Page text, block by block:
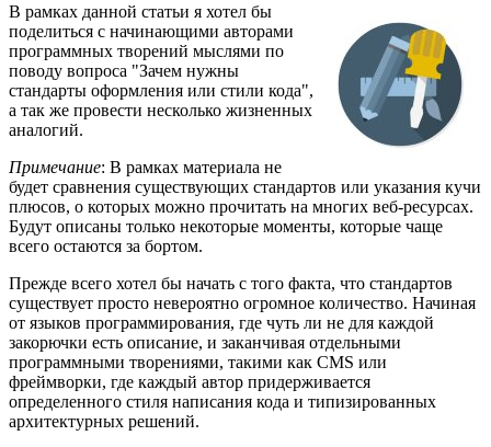
В рамках данной статьи я хотел бы
поделиться с начинающими авторами
программных творений мыслями по
поводу вопроса "Зачем нужны
стандарты оформления или стили кода",
а так же провести несколько жизненных
аналогий.
Примечание: В рамках материала не
будет сравнения существующих стандартов или указания кучи
плюсов, о которых можно прочитать на многих веб-ресурсах.
Будут описаны только некоторые моменты, которые чаще
всего остаются за бортом.
Прежде всего хотел бы начать с того факта, что стандартов
существует просто невероятно огромное количество. Начиная
от языков программирования, где чуть ли не для каждой
закорючки есть описание, и заканчивая отдельными
программными творениями, такими как CMS или
фреймворки, где каждый автор придерживается
определенного стиля написания кода и типизированных
архитектурных решений.